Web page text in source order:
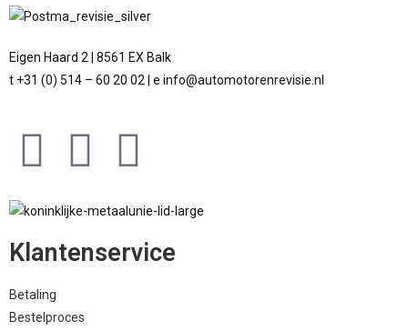
Eigen Haard 2 | 8561 EX Balk
t +31 (0) 514 – 60 20 02 | e info@automotorenrevisie.nl
Klantenservice
Betaling
Bestelproces